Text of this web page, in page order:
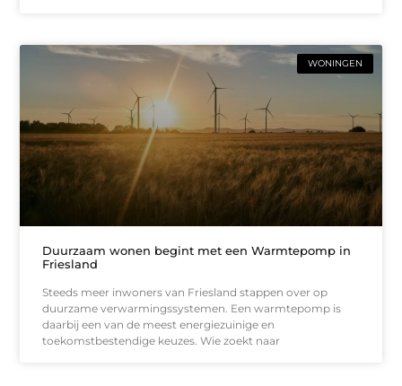
WONINGEN
Duurzaam wonen begint met een Warmtepomp in
Friesland
Steeds meer inwoners van Friesland stappen over op
duurzame verwarmingssystemen. Een warmtepomp is
daarbij een van de meest energiezuinige en
toekomstbestendige keuzes. Wie zoekt naar